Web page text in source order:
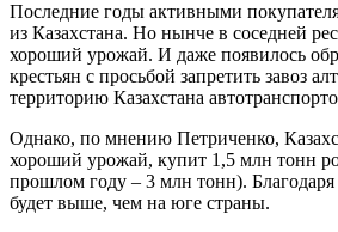
Последние годы активными
из Казахстана. Но нынче в соседней
хороший урожай. И даже появилось
крестьян с просьбой запретить завоз
территорию Казахстана
Однако, по мнению Петриченко,
хороший урожай, купит 1,5 млн тонн
прошлом году – 3 млн тонн).
будет выше, чем на юге страны.